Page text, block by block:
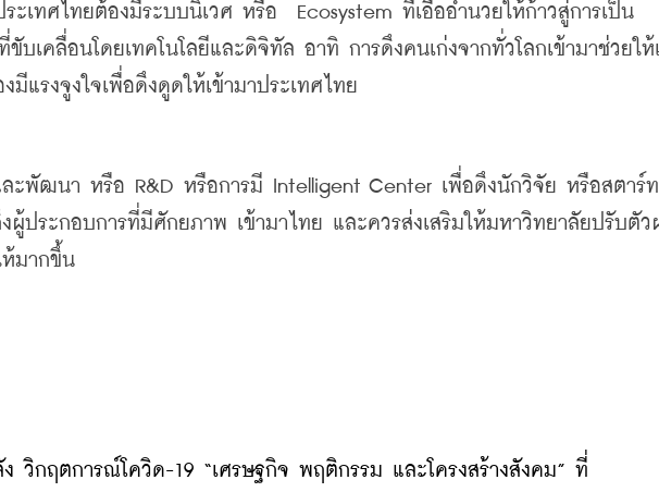
ะเทศไทยต้องมีระบบนิเวศ หรือ Ecosystem ที่เอื้ออำนวยให้ก้าวสู่การเป็น
บเคลื่อนโดยเทคโนโลยีและดิจิทัล อาทิ การดึงคนเก่งจากทั่วโลกเข้ามาช่วยให้
มีแรงจูงใจเพื่อดึงดูดให้เข้ามาประเทศไทย
ละพัฒนา หรือ R&D หรือการมี Intelligent Center เพื่อดึงนักวิจัย หรือสตาร์
ผู้ประกอบการที่มีศักยภาพ เข้ามาไทย และควรส่งเสริมให้มหาวิทยาลัยปรับตัว
ห้มากขึ้น
วิกฤตการณ์โควิด-19 “เศรษฐกิจ พฤติกรรม และโครงสร้างสังคม” ที่